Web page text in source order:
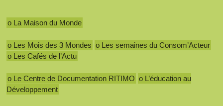
o La Maison du Monde
o Les Mois des 3 Mondes o Les semaines du Consom’Acteur
o Les Cafés de l’Actu
o Le Centre de Documentation RITIMO o L’éducation au
Développement